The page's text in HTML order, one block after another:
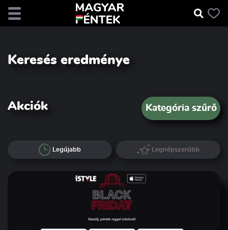
Keresés eredménye
Akciók Kategória szűrő
Legújabb Legnépszerűbb